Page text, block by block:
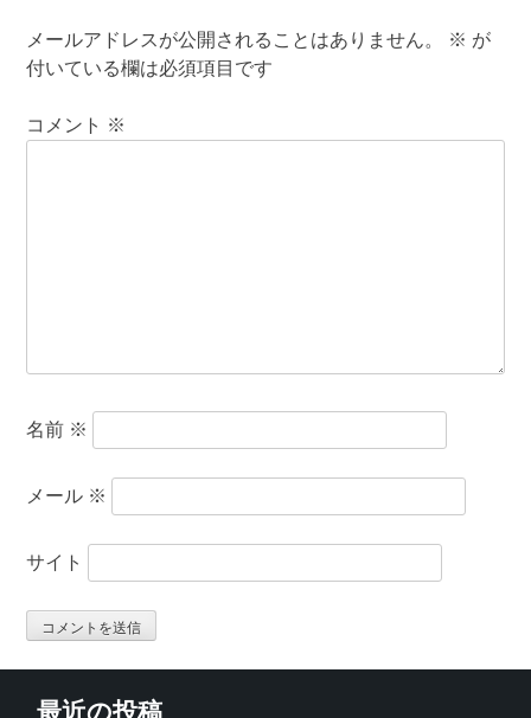
メールアドレスが公開されることはありません。 ※ が
付いている欄は必須項目です
コメント ※
名前 ※
メール ※
サイト
最近の投稿